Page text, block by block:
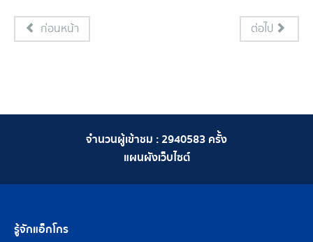
ก่อนหน้า ต่อไป
จำนวนผู้เข้าชม :2940583 ครั้ง
แผนผังเว็บไซต์
รู้จักแอ็กโกร